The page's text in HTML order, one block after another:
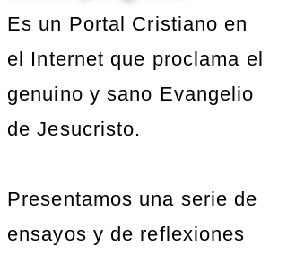
Es un Portal Cristiano en
el Internet que proclama el
genuino y sano Evangelio
de Jesucristo.
Presentamos una serie de
ensayos y de reflexiones